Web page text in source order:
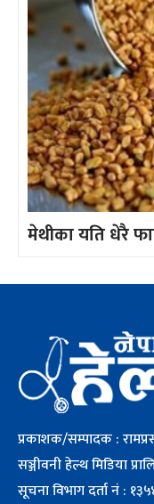
मेथीका यति धेरै
प्रकाशक/सम्पादक :
सञ्जीवनी हेल्थ मिडिया
सूचना विभाग दर्ता नं :